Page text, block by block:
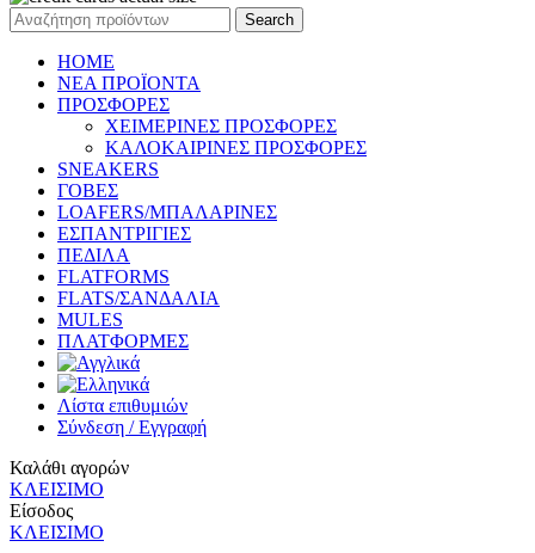
Search
HOME
ΝΕΑ ΠΡΟΪΟΝΤΑ
ΠΡΟΣΦΟΡΕΣ
ΧΕΙΜΕΡΙΝΕΣ ΠΡΟΣΦΟΡΕΣ
ΚΑΛΟΚΑΙΡΙΝΕΣ ΠΡΟΣΦΟΡΕΣ
SNEAKERS
ΓΟΒΕΣ
LOAFERS/ΜΠΑΛΑΡΙΝΕΣ
ΕΣΠΑΝΤΡΙΓΙΕΣ
ΠΕΔΙΛΑ
FLATFORMS
FLATS/ΣΑΝΔΑΛΙΑ
MULES
ΠΛΑΤΦΟΡΜΕΣ
Λίστα επιθυμιών
Σύνδεση / Εγγραφή
Καλάθι αγορών
ΚΛΕΙΣΙΜΟ
Είσοδος
ΚΛΕΙΣΙΜΟ